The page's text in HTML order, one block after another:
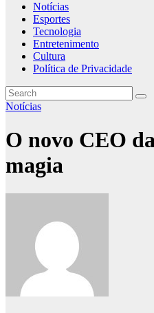
Notícias
Esportes
Tecnologia
Entretenimento
Cultura
Política de Privacidade
Notícias
O novo CEO
magia